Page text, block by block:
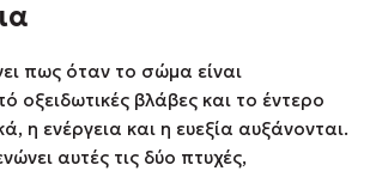
πως όταν το σώμα είναι
οξειδωτικές βλάβες και το έντερο
η ενέργεια και η ευεξία αυξάνονται.
αυτές τις δύο πτυχές,